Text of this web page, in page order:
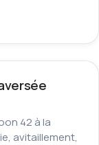
42 à la
avitaillement,